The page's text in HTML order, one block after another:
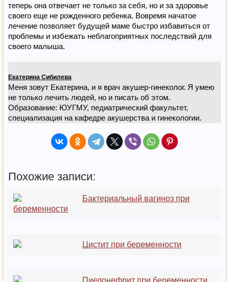
теперь она отвечает не только за себя, но и за здоровье
своего еще не рожденного ребенка. Вовремя начатое
лечение позволяет будущей маме быстро избавиться от
проблемы и избежать неблагоприятных последствий для
своего малыша.
Екатерина Сибилева
Меня зовут Екатерина, и я врач акушер-гинеколог. Я умею
не только лечить людей, но и писать об этом.
Образование: ЮУГМУ, педиатрический факультет,
специализация на кафедре акушерства и гинекологии.
Похожие записи:
Бактериальный вагиноз при
беременности
Цистит при беременности
Пиелонефрит при беременности